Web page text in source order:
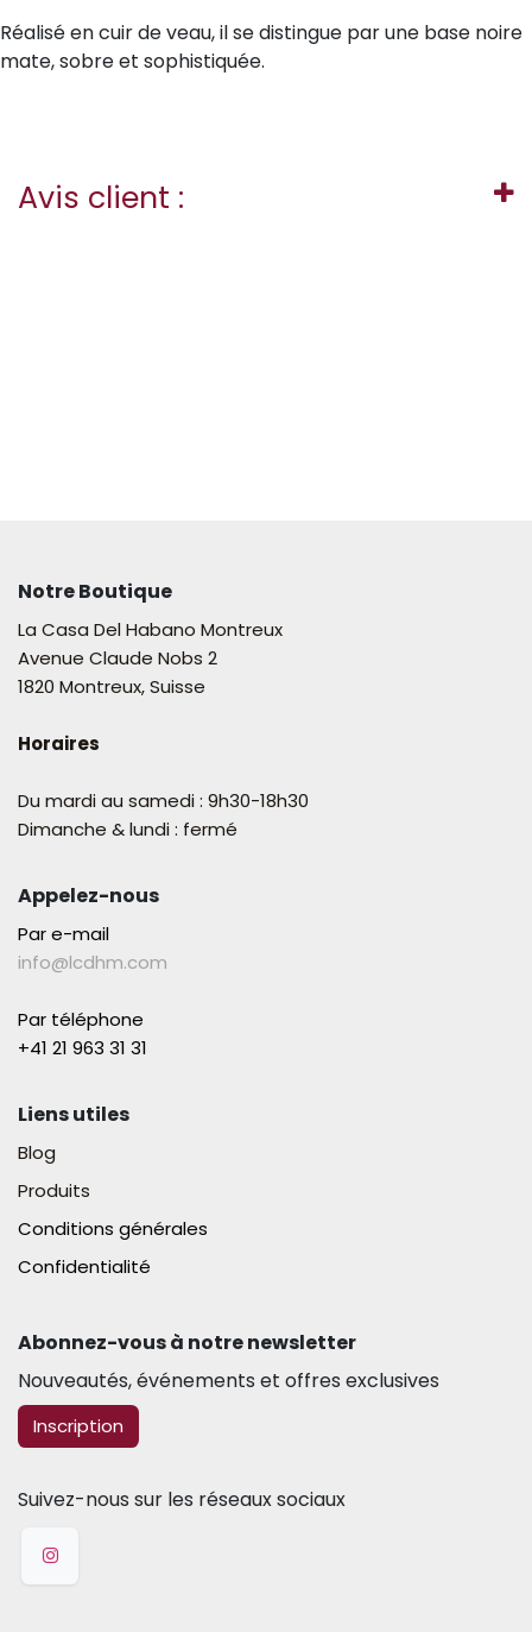
Réalisé en cuir de veau, il se distingue par une base noire
mate, sobre et sophistiquée.
Avis client :
Notre Boutique
La Casa Del Habano Montreux
Avenue Claude Nobs 2
1820 Montreux, Suisse
Horaires
Du mardi au samedi : 9h30-18h30
Dimanche & lundi : fermé
Appelez-nous
Par e-mail
info@lcdhm.com
Par téléphone
+41 21 963 31 31​
Liens utiles
Blog
Produits
Conditions générales
Confidentialité
Abonnez-vous à notre newsletter​
Nouveautés, événements et offres exclusives
​​​​Inscription
Suivez-nous sur les réseaux sociaux